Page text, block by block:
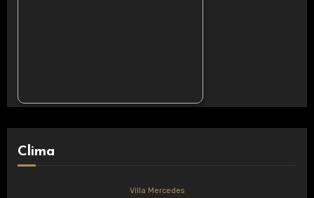
Clima
Villa Mercedes